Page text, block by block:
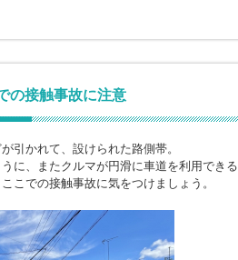
接触事故に注意
引かれて、設けられた路側帯。
に、またクルマが円滑に車道を利用でき
こでの接触事故に気をつけましょう。